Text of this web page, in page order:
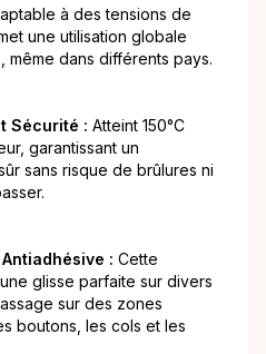
à des tensions de
une utilisation globale
même dans différents pays.
Sécurité : Atteint 150°C
garantissant un
sans risque de brûlures ni
: Cette
glisse parfaite sur divers
sur des zones
boutons, les cols et les